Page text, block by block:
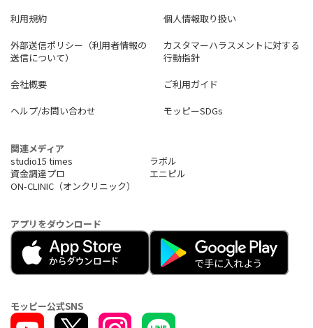
が選択可能
65日決済
https://coincheck.com/ja/reser
ves_lp
◆仮想通貨を貸して有効活用
◆電気代／ガス代の支払いでビットコインをもらえる
Ｌ公共料金の支払いでビットコインをもらえるCoincheck
き／Coincheckガスを提供
◆ポイントを仮想通貨に交換
Ｌマネックス証券のマネックスポイントから、BTC・XRP・ETH
への交換が可能
◆最新の取り扱い通貨
利用規約
個人情報取り扱い
外部送信ポリシー（利用者情報の
送信について）
カスタマーハラスメントに対する
行動指針
会社概要
ご利用ガイド
ヘルプ/お問い合わせ
モッピーSDGs
関連メディア
studio15 times
ラボル
資金調達プロ
エニピル
ON-CLINIC（オンクリニック）
アプリをダウンロード
モッピー公式SNS